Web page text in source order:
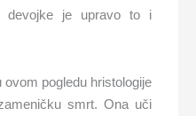
devojke je upravo to i
pogledu hristologije
smrt. Ona uči